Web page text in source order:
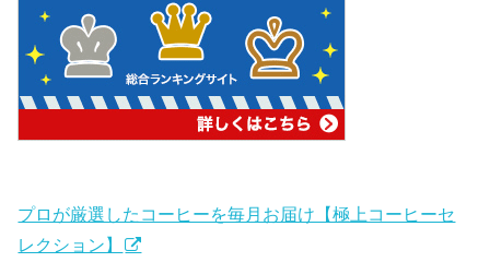
プロが厳選したコーヒーを毎月お届け【極上コーヒーセ
レクション】